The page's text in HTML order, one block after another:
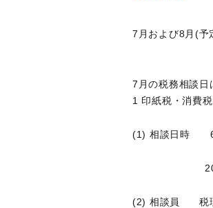
7月および8月(予
7月の税務相談日
1 印紙税・消費税
(1) 相談日時 6
20日(木)
(2) 相談員 税